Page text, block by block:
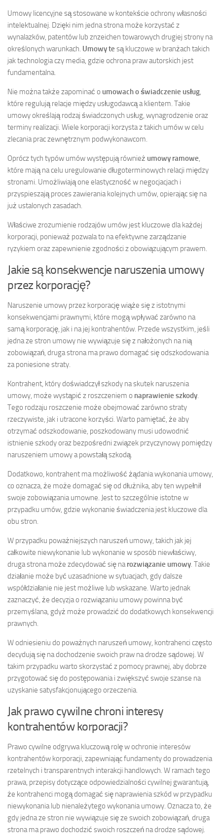
Umowy licencyjne są stosowane w kontekście ochrony własności
intelektualnej. Dzięki nim jedna strona może korzystać z
wynalazków, patentów lub znzeichen towarowych drugiej strony na
określonych warunkach. Umowy te są kluczowe w branżach takich
jak technologia czy media, gdzie ochrona praw autorskich jest
fundamentalna.
Nie można także zapominać o umowach o świadczenie usług,
które regulują relacje między usługodawcą a klientem. Takie
umowy określają rodzaj świadczonych usług, wynagrodzenie oraz
terminy realizacji. Wiele korporacji korzysta z takich umów w celu
zlecania prac zewnętrznym podwykonawcom.
Oprócz tych typów umów występują również umowy ramowe,
które mają na celu uregulowanie długoterminowych relacji między
stronami. Umożliwiają one elastyczność w negocjacjach i
przyspieszają proces zawierania kolejnych umów, opierając się na
już ustalonych zasadach.
Właściwe zrozumienie rodzajów umów jest kluczowe dla każdej
korporacji, ponieważ pozwala to na efektywne zarządzanie
ryzykiem oraz zapewnienie zgodności z obowiązującym prawem.
Jakie są konsekwencje naruszenia umowy
przez korporację?
Naruszenie umowy przez korporację wiąże się z istotnymi
konsekwencjami prawnymi, które mogą wpływać zarówno na
samą korporację, jak i na jej kontrahentów. Przede wszystkim, jeśli
jedna ze stron umowy nie wywiązuje się z nałożonych na nią
zobowiązań, druga strona ma prawo domagać się odszkodowania
za poniesione straty.
Kontrahent, który doświadczył szkody na skutek naruszenia
umowy, może wystąpić z roszczeniem o naprawienie szkody.
Tego rodzaju roszczenie może obejmować zarówno straty
rzeczywiste, jak i utracone korzyści. Warto pamiętać, że aby
otrzymać odszkodowanie, poszkodowany musi udowodnić
istnienie szkody oraz bezpośredni związek przyczynowy pomiędzy
naruszeniem umowy a powstałą szkodą.
Dodatkowo, kontrahent ma możliwość żądania wykonania umowy,
co oznacza, że może domagać się od dłużnika, aby ten wypełnił
swoje zobowiązania umowne. Jest to szczególnie istotne w
przypadku umów, gdzie wykonanie świadczenia jest kluczowe dla
obu stron.
W przypadku poważniejszych naruszeń umowy, takich jak jej
całkowite niewykonanie lub wykonanie w sposób niewłaściwy,
druga strona może zdecydować się narozwiązanie umowy. Takie
działanie może być uzasadnione w sytuacjach, gdy dalsze
współdziałanie nie jest możliwe lub wskazane. Warto jednak
zaznaczyć, że decyzja o rozwiązaniu umowy powinna być
przemyślana, gdyż może prowadzić do dodatkowych konsekwencji
prawnych.
W odniesieniu do poważnych naruszeń umowy, kontrahenci często
decydują się na dochodzenie swoich praw na drodze sądowej. W
takim przypadku warto skorzystać z pomocy prawnej, aby dobrze
przygotować się do postępowania i zwiększyć swoje szanse na
uzyskanie satysfakcjonującego orzeczenia.
Jak prawo cywilne chroni interesy
kontrahentów korporacji?
Prawo cywilne odgrywa kluczową rolę w ochronie interesów
kontrahentów korporacji, zapewniając fundamenty do prowadzenia
rzetelnych i transparentnych interakcji handlowych. W ramach tego
prawa, przepisy dotyczące odpowiedzialności cywilnej gwarantują,
że kontrahenci mogą domagać się naprawienia szkód w przypadku
niewykonania lub nienależytego wykonania umowy. Oznacza to, że
gdy jedna ze stron nie wywiązuje się ze swoich zobowiązań, druga
strona ma prawo dochodzić swoich roszczeń na drodze sądowej.